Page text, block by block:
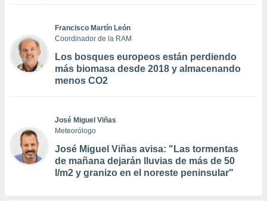
Francisco Martín León
Coordinador de la RAM
Los bosques europeos están perdiendo
más biomasa desde 2018 y almacenando
menos CO2
José Miguel Viñas
Meteorólogo
José Miguel Viñas avisa: "Las tormentas
de mañana dejarán lluvias de más de 50
l/m2 y granizo en el noreste peninsular"